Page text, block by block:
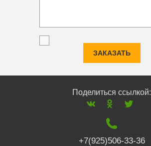
ЗАКАЗАТЬ
Поделиться ссылкой:
+7(925)506-33-36